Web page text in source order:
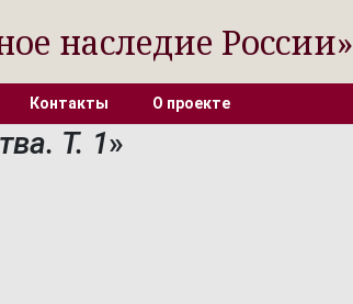
наследие России»
Контакты О проекте
Т. 1»